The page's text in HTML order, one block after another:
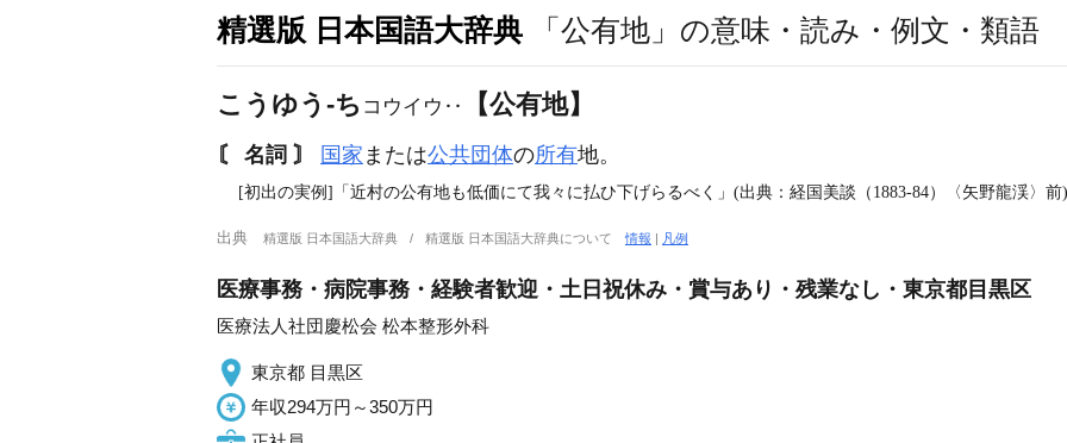
精選版 日本国語大辞典 「公有地」の意味・読み・例文・類語
こうゆう‐ち コウイウ‥ 【公有地】
〘 名詞 〙 国家 または公共団体の所有地。
[初出の実例]「近村の公有地も低価にて我々に払ひ下げらるべく」(出典：経国美談（1883‐84）〈矢野龍渓〉前)
出典 精選版 日本国語大辞典 精選版 日本国語大辞典について情報 | 凡例
医療事務・病院事務・経験者歓迎・土日祝休み・賞与あり・残業なし・東京都目黒区
医療法人社団慶松会 松本整形外科
東京都 目黒区
年収294万円～350万円